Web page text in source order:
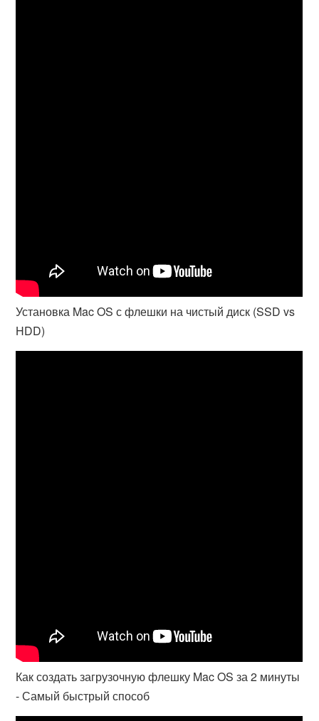
Установка Mac OS с флешки на чистый диск (SSD vs
HDD)
Как создать загрузочную флешку Mac OS за 2 минуты
- Самый быстрый способ